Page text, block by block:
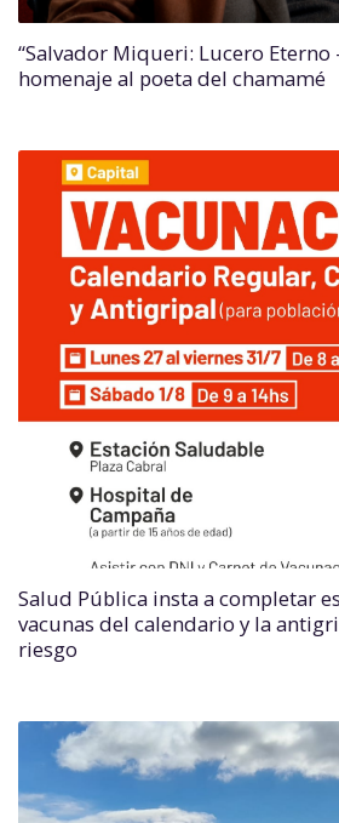
“Salvador Miqueri: Lucero Eterno
homenaje al poeta del chamamé
Salud Pública insta a completar
vacunas del calendario y la
riesgo